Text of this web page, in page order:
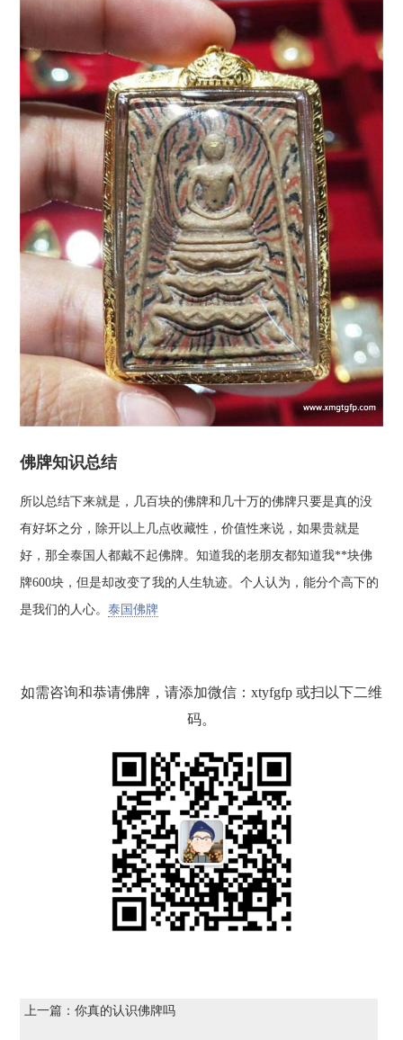
佛牌知识总结
所以总结下来就是，几百块的佛牌和几十万的佛牌只要是真的没
有好坏之分，除开以上几点收藏性，价值性来说，如果贵就是
好，那全泰国人都戴不起佛牌。知道我的老朋友都知道我**块佛
牌600块，但是却改变了我的人生轨迹。个人认为，能分个高下的
是我们的人心。泰国佛牌
如需咨询和恭请佛牌，请添加微信：xtyfgfp 或扫以下二维
码。
上一篇：你真的认识佛牌吗